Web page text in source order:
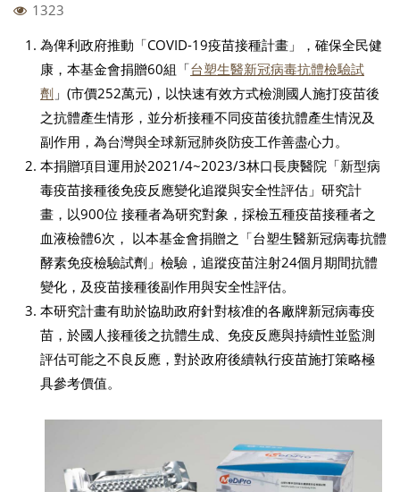
1323
為俾利政府推動「COVID-19疫苗接種計畫」，確保全民健
康，本基金會捐贈60組「台塑生醫新冠病毒抗體檢驗試
劑 」(市價252萬元)，以快速有效方式檢測國人施打疫苗後
之抗體產生情形，並分析接種不同疫苗後抗體產生情況及
副作用，為台灣與全球新冠肺炎防疫工作善盡心力。
本捐贈項目運用於2021/4~2023/3林口長庚醫院「新型病
毒疫苗接種後免疫反應變化追蹤與安全性評估」研究計
畫，以900位 接種者為研究對象，採檢五種疫苗接種者之
血液檢體6次， 以本基金會捐贈之「台塑生醫新冠病毒抗體
酵素免疫檢驗試劑」檢驗，追蹤疫苗注射24個月期間抗體
變化，及疫苗接種後副作用與安全性評估。
本研究計畫有助於協助政府針對核准的各廠牌新冠病毒疫
苗，於國人接種後之抗體生成、免疫反應與持續性並監測
評估可能之不良反應，對於政府後續執行疫苗施打策略極
具參考價值。